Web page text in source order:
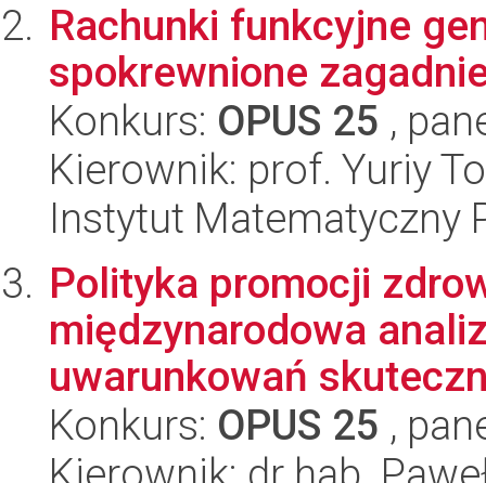
Rachunki funkcyjne
spokrewnione
Konkurs: OPUS 25 ,
Kierownik: prof. Yuriy
Instytut Matematyczny
Polityka promocji
międzynarodowa
uwarunkowań
Konkurs: OPUS 25 ,